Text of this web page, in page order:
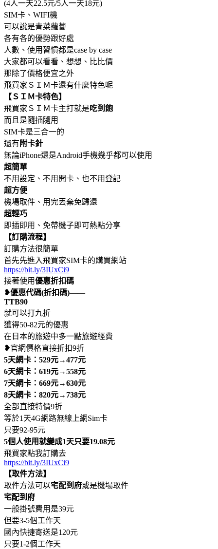
(4人一天22.5元/5人一天18元)
SIM卡、WIFI機
可以說是青菜蘿蔔
各有各的優勢跟好處
人數、使用習慣都是case by case
大家都可以看看、想想、比比價
那除了價格便宜之外
飛買家ＳＩＭ卡還有什麼特色呢
【ＳＩＭ卡特色】
飛買家ＳＩＭ卡主打就是 吃到飽
而且是隨插隨用
SIM卡是三合一的
還有 附卡針
無論iPhone還是Android手機幾乎都可以使用
超簡單
不用設定、不用開卡、也不用登記
超方便
機場取件、用完丟棄免歸還
超輕巧
即插即用、免帶機子即可熱點分享
【訂購流程】
訂購方法很簡單
首先先進入飛買家SIM卡的購買網站
https://bit.ly/3IUxCi9
接著使用優惠折扣碼
❥優惠代碼(折扣碼)——
TTB90
就可以打九折
獲得50-82元的優惠
在日本的旅遊中多一點旅遊經費
❥官網價格直接折扣9折
5天網卡：529元→477元
6天網卡：619元→558元
7天網卡：669元→630元
8天網卡：820元→738元
全部直接特價9折
等於1天4G網路無線上網Sim卡
只要92-95元
5個人使用就變成1天只要19.08元
飛買家點我訂購去
https://bit.ly/3IUxCi9
【取件方法】
取件方法可以宅配到府或是機場取件
宅配到府
一般掛號費用是39元
但要3-5個工作天
國內快捷寄送是120元
只要1-2個工作天